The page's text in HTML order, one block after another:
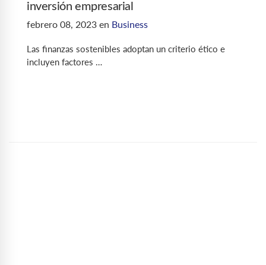
inversión empresarial
febrero 08, 2023 en Business
Las finanzas sostenibles adoptan un criterio ético e
incluyen factores …